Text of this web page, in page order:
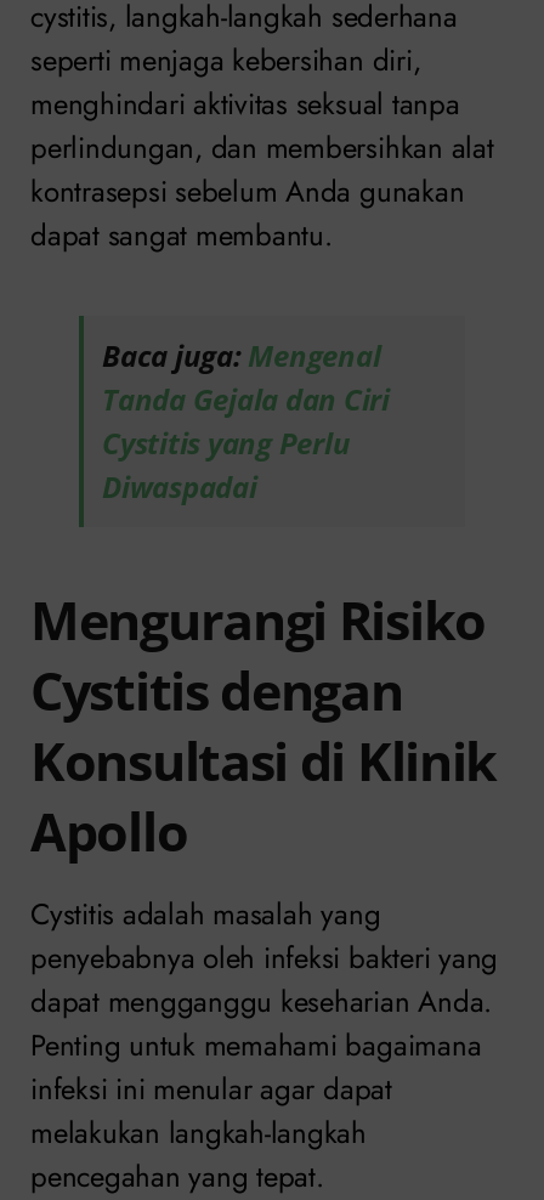
cystitis, langkah-langkah sederhana
seperti menjaga kebersihan diri,
menghindari aktivitas seksual tanpa
perlindungan, dan membersihkan alat
kontrasepsi sebelum Anda gunakan
dapat sangat membantu.
Baca juga:Mengenal
Tanda Gejala dan Ciri
Cystitis yang Perlu
Diwaspadai
Mengurangi Risiko
Cystitis dengan
Konsultasi di Klinik
Apollo
Cystitis adalah masalah yang
penyebabnya oleh infeksi bakteri yang
dapat mengganggu keseharian Anda.
Penting untuk memahami bagaimana
infeksi ini menular agar dapat
melakukan langkah-langkah
pencegahan yang tepat.